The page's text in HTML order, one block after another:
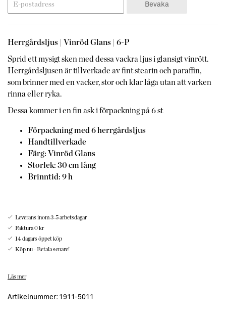
Bevaka
Herrgårdsljus | Vinröd Glans | 6-P
Sprid ett mysigt sken med dessa vackra ljus i glansigt vinrött.
Herrgårdsljusen är tillverkade av fint stearin och paraffin,
som brinner med en vacker, stor och klar låga utan att varken
rinna eller ryka.
Dessa kommer i en fin ask i förpackning på 6 st
Förpackning med 6 herrgårdsljus
Handtillverkade
Färg: Vinröd Glans
Storlek: 30 cm lång
Brinntid: 9 h
Leverans inom 3-5 arbetsdagar
Faktura 0 kr
14 dagars öppet köp
Köp nu - Betala senare!
Dessa vackra herrgårdsljus lyser upp vilken ljusstake och rum
Använd gärna ljusen med ljusstakarna från samma
Läs mer
Artikelnummer: 1911-5011